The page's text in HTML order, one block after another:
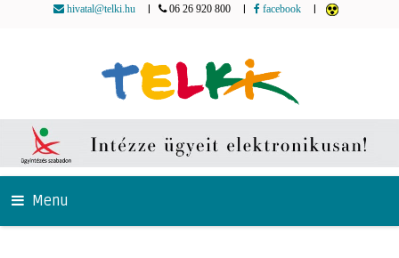
hivatal@telki.hu 06 26 920 800 facebook
Menu